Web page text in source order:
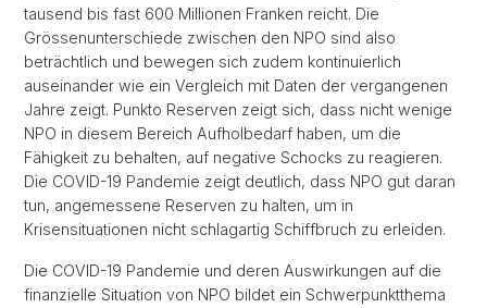
tausend bis fast 600 Millionen Franken reicht. Die
Grössenunterschiede zwischen den NPO sind also
beträchtlich und bewegen sich zudem kontinuierlich
auseinander wie ein Vergleich mit Daten der vergangenen
Jahre zeigt. Punkto Reserven zeigt sich, dass nicht wenige
NPO in diesem Bereich Aufholbedarf haben, um die
Fähigkeit zu behalten, auf negative Schocks zu reagieren.
Die COVID-19 Pandemie zeigt deutlich, dass NPO gut daran
tun, angemessene Reserven zu halten, um in
Krisensituationen nicht schlagartig Schiffbruch zu erleiden.
Die COVID-19 Pandemie und deren Auswirkungen auf die
finanzielle Situation von NPO bildet ein Schwerpunktthema